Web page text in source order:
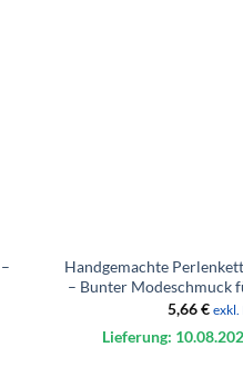
Handgemachte
– Bunter Modeschmuck
5,66€ exkl.
Lieferung: 10.08.